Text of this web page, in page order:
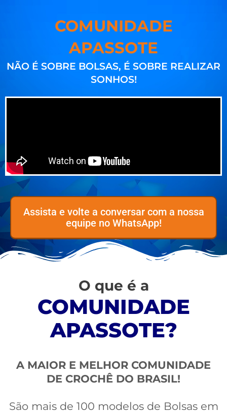
COMUNIDADE
APASSOTE
NÃO É SOBRE BOLSAS, É SOBRE REALIZAR
SONHOS!
Assista e volte a conversar com a nossa
equipe no WhatsApp!
O que é a
COMUNIDADE
APASSOTE?
A MAIOR E MELHOR COMUNIDADE
DE CROCHÊ DO BRASIL!
São mais de 100 modelos de Bolsas em